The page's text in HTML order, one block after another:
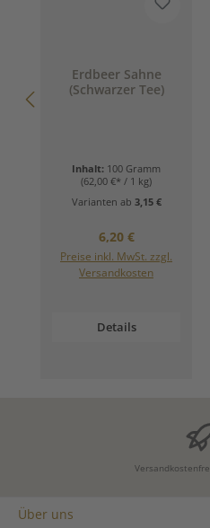
Erdbeer Sahne
(Schwarzer Tee)
Inhalt: 100 Gramm
(62,00 €* / 1 kg)
Varianten ab 3,15 €
Regulärer Preis:
6,20 €
Preise inkl. MwSt. zzgl.
Versandkosten
Details
Über uns